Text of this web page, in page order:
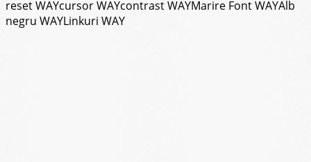
reset WAYcursor WAYcontrast WAYMarire Font WAYAlb
negru WAYLinkuri WAY